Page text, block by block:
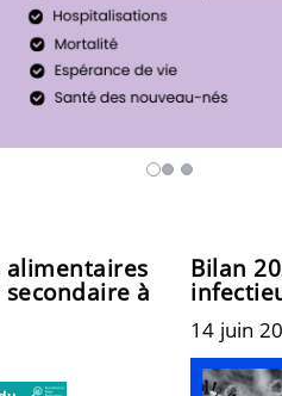
alimentaires
à
Bilan
14 juin